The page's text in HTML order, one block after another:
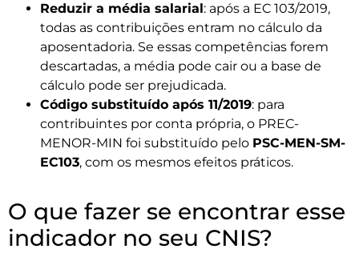
Reduzir a média salarial: após a EC 103/2019,
todas as contribuições entram no cálculo da
aposentadoria. Se essas competências forem
descartadas, a média pode cair ou a base de
cálculo pode ser prejudicada.
Código substituído após 11/2019: para
contribuintes por conta própria, o PREC-
MENOR-MIN foi substituído pelo PSC-MEN-SM-
EC103, com os mesmos efeitos práticos.
O que fazer se encontrar esse
indicador no seu CNIS?